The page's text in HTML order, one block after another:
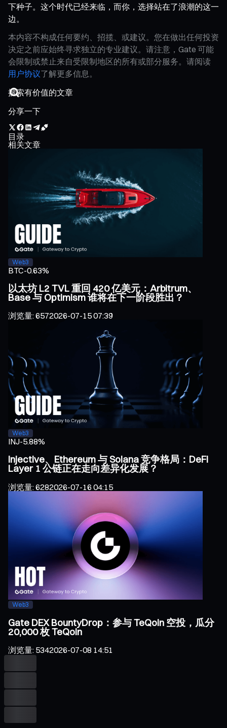
下种子。这个时代已经来临，而你，选择站在了浪潮的这一
边。
本内容不构成任何要约、招揽、或建议。您在做出任何投资
决定之前应始终寻求独立的专业建议。请注意，Gate 可能
会限制或禁止来自受限制地区的所有或部分服务。请阅读
用户协议了解更多信息。
分享一下
目录
相关文章
Web3
BTC-0.63%
以太坊 L2 TVL 重回 420 亿美元：Arbitrum、
Base 与 Optimism 谁将在下一阶段胜出？
浏览量:6572026-07-15 07:39
Web3
INJ-5.88%
Injective、Ethereum 与 Solana 竞争格局：DeFi
Layer 1 公链正在走向差异化发展？
浏览量:6282026-07-16 04:15
Web3
Gate DEX BountyDrop：参与 TeQoin 空投，瓜分
20,000 枚 TeQoin
浏览量: 5342026-07-08 14:51